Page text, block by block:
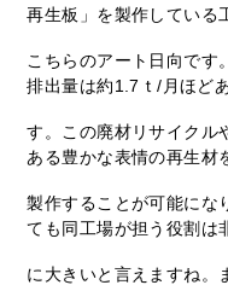
再生板」を製作している
こちらのアート日向です
排出量は約1.7ｔ/月ほど
す。この廃材リサイクル
ある豊かな表情の再生材
製作することが可能にな
ても同工場が担う役割は
に大きいと言えますね。